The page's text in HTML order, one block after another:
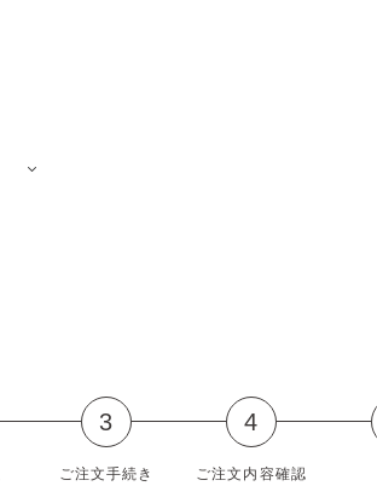
3
ご注文手続き
4
ご注文内容確認